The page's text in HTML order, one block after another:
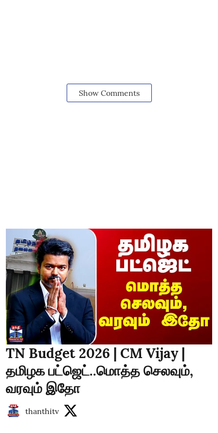
Show Comments
TN Budget 2026 | CM Vijay |
தமிழக பட்ஜெட்..மொத்த செலவும்,
வரவும் இதோ
thanthitv